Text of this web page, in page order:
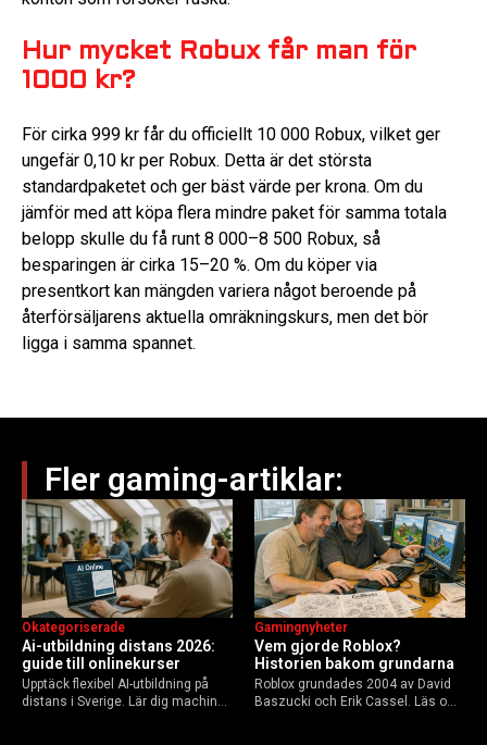
Hur mycket Robux får man för
1000 kr?
För cirka 999 kr får du officiellt 10 000 Robux, vilket ger
ungefär 0,10 kr per Robux. Detta är det största
standardpaketet och ger bäst värde per krona. Om du
jämför med att köpa flera mindre paket för samma totala
belopp skulle du få runt 8 000–8 500 Robux, så
besparingen är cirka 15–20 %. Om du köper via
presentkort kan mängden variera något beroende på
återförsäljarens aktuella omräkningskurs, men det bör
ligga i samma spannet.
Fler gaming-artiklar:
Ai-utbildning distans 2026:
guide till onlinekurser
Okategoriserade
Upptäck flexibel AI-utbildning på
distans i Sverige. Lär dig machine
Vem gjorde Roblox?
Historien bakom grundarna
Gamingnyheter
Roblox grundades 2004 av David
Baszucki och Erik Cassel. Läs om